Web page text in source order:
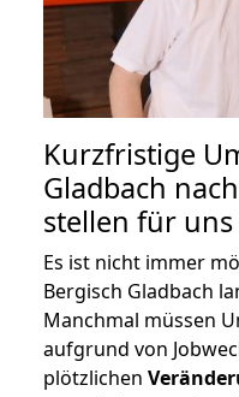
Kurzfristige
Gladbach
stellen für
Es ist nicht immer
Bergisch Gladbach
Manchmal müssen
aufgrund von
plötzlichen